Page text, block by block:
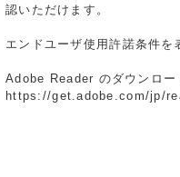
認いただけます。
エンドユーザ使用許諾条件
Adobe Reader のダウンロー
https://get.adobe.com/jp/